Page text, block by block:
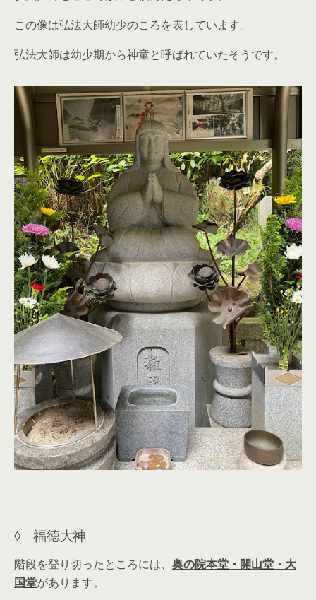
この像は弘法大師幼少のころを表しています。
弘法大師は幼少期から神童と呼ばれていたそうです。
◊ 福徳大神
階段を登り切ったところには、 奥の院本堂・開山堂・大
国堂があります。